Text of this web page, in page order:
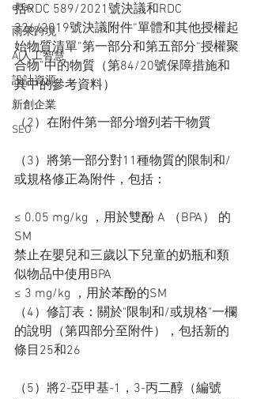
ebay
雨果跨境
AI人工智慧
設計資源
新創企業
SEO
括RDC 589/2021號決議和RDC
326/2019號決議附件“單體和其他授權起
始物質清單”第一部分和第五部分“授權聚
合物”中的物質（第84/20號保障措施和
其中的參考資料）
（2）在附件第一部分增列若干物質
（3）將第一部分對11種物質的限制和/
或規格修正為附件，包括：
≤ 0.05 mg/kg ，用於雙酚 A （BPA） 的
SM
禁止在嬰兒和三歲以下兒童的奶瓶和類
似物品中使用BPA
≤ 3 mg/kg ，用於苯酚的SM
（4）修訂表：關於"限制和/或規格"一欄
的說明（第四部分至附件），包括新的
條目25和26
（5）將2-亞甲基-1，3-丙二醇（編號